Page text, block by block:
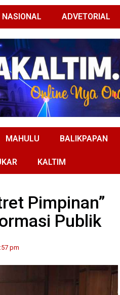
NASIONAL ADVETORIAL
MAHULU BALIKPAPAN
KALTIM
Pimpinan”
Publik
pm